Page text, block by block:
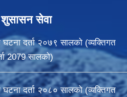
शुसासन सेवा
घटना दर्ता २०७९ सालको (व्यक्तिगत
2079 सालको)
घटना दर्ता २०८० सालको (व्यक्तिगत